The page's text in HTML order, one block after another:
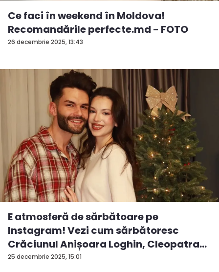
26 decembrie 2025, 13:43
Ce faci în weekend în Moldova!
Recomandările perfecte.md - FOTO
25 decembrie 2025, 15:01
E atmosferă de sărbătoare pe
Instagram! Vezi cum sărbătoresc
Crăciunul Anișoara Loghin, Cleopatra
S...